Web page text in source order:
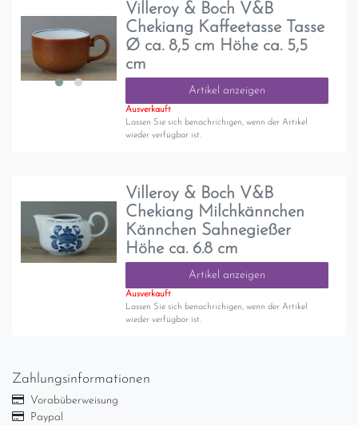
Villeroy & Boch V&B
Chekiang Kaffeetasse Tasse
Ø ca. 8,5 cm Höhe ca. 5,5
cm
Artikel anzeigen
Ausverkauft
Lassen Sie sich benachrichigen, wenn der Artikel
wieder verfügbar ist.
Villeroy & Boch V&B
Chekiang Milchkännchen
Kännchen Sahnegießer
Höhe ca. 6.8 cm
Artikel anzeigen
Ausverkauft
Lassen Sie sich benachrichigen, wenn der Artikel
wieder verfügbar ist.
Zahlungsinformationen
Vorabüberweisung
Paypal